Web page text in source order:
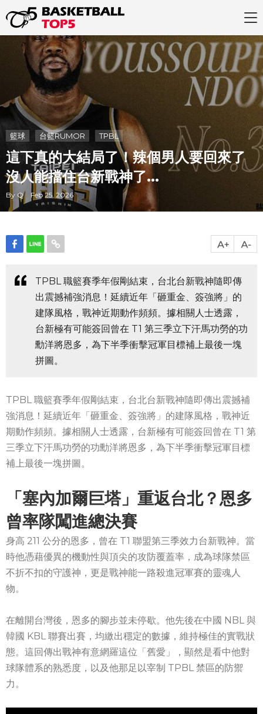
籃球 台籃RUMOR TPBL
這下真的大結局了！辣個男人要回來了
沒人能擋住台新戰神了...
By Q Feb 25, 2026
TPBL 職籃賽季年假剛結束，台北台新戰神隨即傳
出震撼補強消息！延續近年「砸重金、簽強將」的
建隊風格，戰神近期動作頻頻。據相關人士透露，
台新極有可能簽回曾在 T1 第三季立下汗馬功勞的功
勳洋將恩多，為下半季衝擊冠軍目標補上最後一塊
拼圖。
TPBL 職籃賽季年假剛結束，台北台新戰神隨即傳出震撼補
強消息！延續近年「砸重金、簽強將」的建隊風格，戰神近
期動作頻頻。據相關人士透露，台新極有可能簽回曾在 T1 第
三季立下汗馬功勞的功勳洋將恩多，為下半季衝擊冠軍目標
補上最後一塊拼圖。
「塞內加爾巨塔」重返台北？恩多
曾率隊闖進總決賽
身高 211 公分的恩多，曾在 T1 聯盟第三季效力台新戰神。當
時他憑藉優異的機動性與頂尖的攻防覆蓋率，成為球隊禁區
不折不扣的守護神，更是戰神能一路殺進冠軍賽的靈魂人
物。
在離開台灣後，恩多的腳步並未停歇。他先後在中國 NBL 與
韓國 KBL 聯賽出賽，均繳出穩定的數據，維持極佳的實戰狀
態。這回傳出戰神有意網羅這位「舊愛」，顯然是看中他對
球隊體系的熟悉度，以及他那足以宰制 TPBL 禁區的防禦
力。